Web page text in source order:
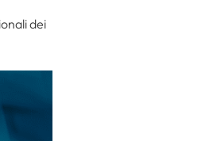
dei